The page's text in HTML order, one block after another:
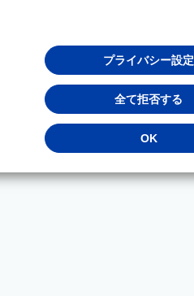
プライバシー設定
全て拒否する
OK